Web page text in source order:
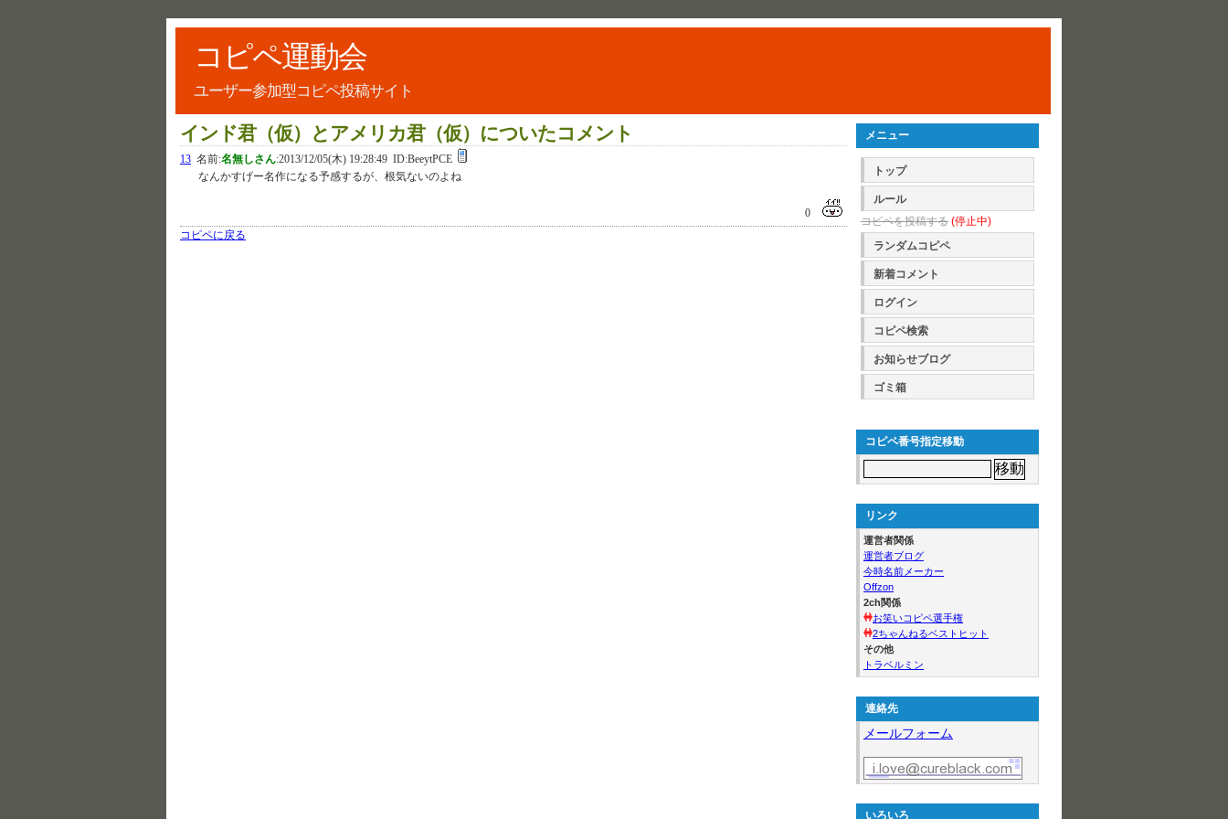
コピペ運動会
ユーザー参加型コピペ投稿サイト
インド君（仮）とアメリカ君（仮）についたコメント
13 名前:名無しさん:2013/12/05(木) 19:28:49 ID:BeeytPCE
なんかすげー名作になる予感するが、根気ないのよね
0
コピペに戻る
メニュー
トップ
ルール
コピペを投稿する (停止中)
ランダムコピペ
新着コメント
ログイン
コピペ検索
お知らせブログ
ゴミ箱
コピペ番号指定移動
リンク
運営者関係
運営者ブログ
今時名前メーカー
Offzon
2ch関係
お笑いコピペ選手権
2ちゃんねるベストヒット
その他
トラベルミン
連絡先
メールフォーム
いろいろ